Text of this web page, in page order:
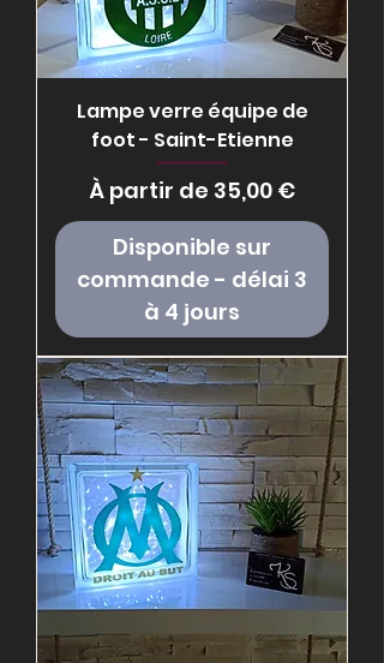
Lampe verre équipe de
foot - Saint-Etienne
À partir de 35,00 €
Prix promotionnel
Disponible sur
commande - délai 3
à 4 jours